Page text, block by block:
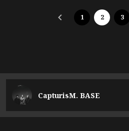
1 2 3
CapturisM. BASE